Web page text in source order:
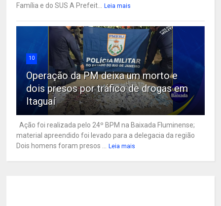
Família e do SUS A Prefeit... Leia mais
10
Operação da PM deixa um morto e
dois presos por tráfico de drogas em
Itaguaí
Ação foi realizada pelo 24º BPM na Baixada Fluminense;
material apreendido foi levado para a delegacia da região
Dois homens foram presos ... Leia mais